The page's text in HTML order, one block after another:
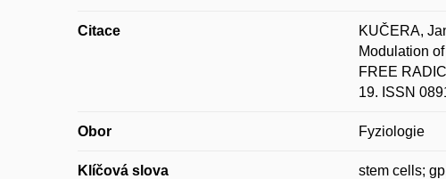
Citace
KUČERA,
Modulation
FREE
19. ISSN
Obor Fyziologie
Klíčová slova stem cells;